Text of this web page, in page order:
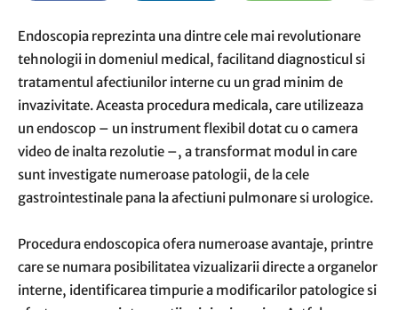
Endoscopia reprezinta una dintre cele mai revolutionare
tehnologii in domeniul medical, facilitand diagnosticul si
tratamentul afectiunilor interne cu un grad minim de
invazivitate. Aceasta procedura medicala, care utilizeaza
un endoscop – un instrument flexibil dotat cu o camera
video de inalta rezolutie –, a transformat modul in care
sunt investigate numeroase patologii, de la cele
gastrointestinale pana la afectiuni pulmonare si urologice.
Procedura endoscopica ofera numeroase avantaje, printre
care se numara posibilitatea vizualizarii directe a organelor
interne, identificarea timpurie a modificarilor patologice si